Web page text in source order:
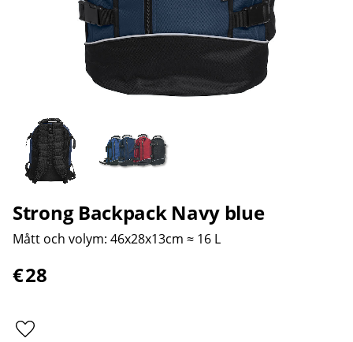
Strong Backpack Navy blue
Mått och volym: 46x28x13cm ≈ 16 L​​
€28
Lägg till i favoriter